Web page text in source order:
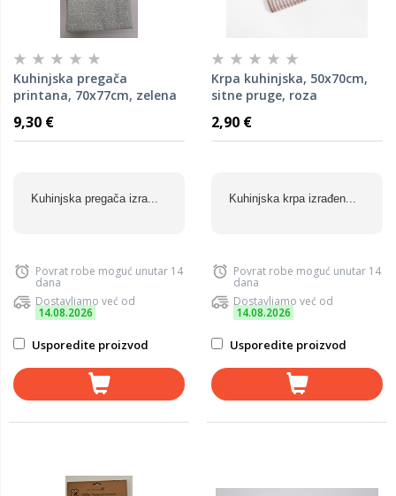
Kuhinjska pregača
printana, 70x77cm, zelena
9,30 €
Kuhinjska pregača izra...
Povrat robe moguć unutar 14
dana
Dostavljamo već od
14.08.2026
Usporedite proizvod
Krpa kuhinjska, 50x70cm,
sitne pruge, roza
2,90 €
Kuhinjska krpa izrađen...
Povrat robe moguć unutar 14
dana
Dostavljamo već od
14.08.2026
Usporedite proizvod